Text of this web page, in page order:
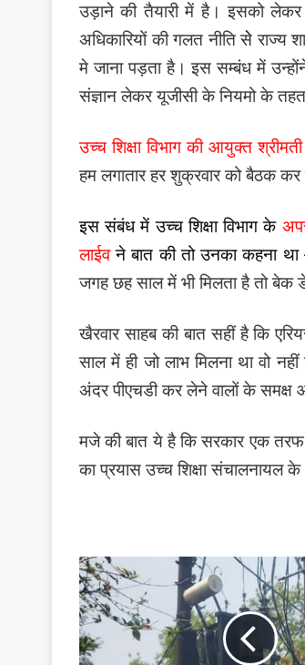
उड़ाने की तैयारी में है। इसको
अधिकारियों की गलत नीति सेे राज्य
मे जाना पड़ता है। इस सम्बंध में
संज्ञान लेकर यूजीसी के नियमो के
उच्च शिक्षा विभाग की आयुक्त श्रीमती
हम लगातार हर शुक्रवार को बैठक
इस संबंध में उच्च शिक्षा विभाग के
लाईवने बात की तो उनका कहना था
जगह छह साल में भी मिलता है तो बेक
खैरवार साहब की बात सहीं है कि
साल में ही जो लाभ मिलना था वो
अंदर पीएचडी कर लेने वालों के समक्ष
मजे की बात ये है कि सरकार एक तरफ
का प्रयास उच्च शिक्षा संचालनायल
उपमुख्यमंत्री
के
क्षेत्र
में
पिछले
पंद्रह